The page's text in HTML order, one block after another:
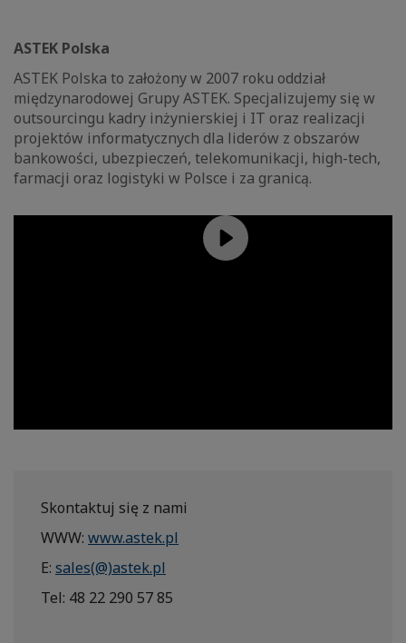
ASTEK Polska
ASTEK Polska to założony w 2007 roku oddział
międzynarodowej Grupy ASTEK. Specjalizujemy się w
outsourcingu kadry inżynierskiej i IT oraz realizacji
projektów informatycznych dla liderów z obszarów
bankowości, ubezpieczeń, telekomunikacji, high-tech,
farmacji oraz logistyki w Polsce i za granicą.
Skontaktuj się z nami
WWW: www.astek.pl
E: sales(@)astek.pl
Tel: 48 22 290 57 85